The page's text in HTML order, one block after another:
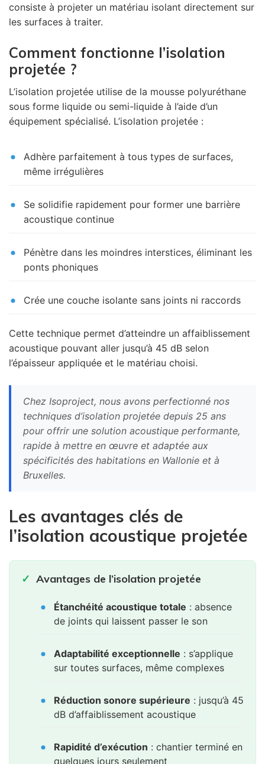
consiste à projeter un matériau isolant directement sur
les surfaces à traiter.
Comment fonctionne l’isolation
projetée ?
L’isolation projetée utilise de la mousse polyuréthane
sous forme liquide ou semi-liquide à l’aide d’un
équipement spécialisé. L’isolation projetée :
Adhère parfaitement à tous types de surfaces,
même irrégulières
Se solidifie rapidement pour former une barrière
acoustique continue
Pénètre dans les moindres interstices, éliminant les
ponts phoniques
Crée une couche isolante sans joints ni raccords
Cette technique permet d’atteindre un affaiblissement
acoustique pouvant aller jusqu’à 45 dB selon
l’épaisseur appliquée et le matériau choisi.
Chez Isoproject, nous avons perfectionné nos
techniques d’isolation projetée depuis 25 ans
pour offrir une solution acoustique performante,
rapide à mettre en œuvre et adaptée aux
spécificités des habitations en Wallonie et à
Bruxelles.
Les avantages clés de
l’isolation acoustique projetée
Avantages de l’isolation projetée
Étanchéité acoustique totale : absence
de joints qui laissent passer le son
Adaptabilité exceptionnelle : s’applique
sur toutes surfaces, même complexes
Réduction sonore supérieure : jusqu’à 45
dB d’affaiblissement acoustique
Rapidité d’exécution : chantier terminé en
quelques jours seulement